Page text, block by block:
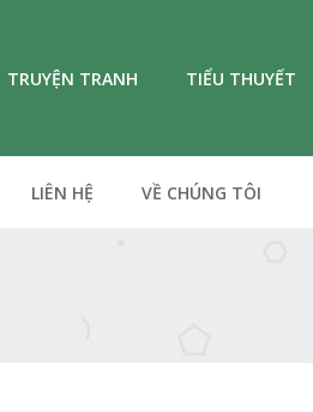
TRUYỆN TRANH TIỂU THUYẾT
LIÊN HỆ VỀ CHÚNG TÔI